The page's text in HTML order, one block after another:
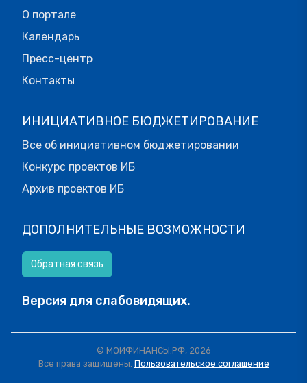
О портале
Календарь
Пресс-центр
Контакты
ИНИЦИАТИВНОЕ БЮДЖЕТИРОВАНИЕ
Все об инициативном бюджетировании
Конкурс проектов ИБ
Архив проектов ИБ
ДОПОЛНИТЕЛЬНЫЕ ВОЗМОЖНОСТИ
Обратная связь
Версия для слабовидящих.
© МОИФИНАНСЫ.РФ, 2026
Все права защищены. Пользовательское соглашение